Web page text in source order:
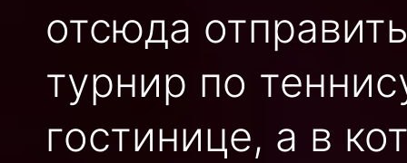
отсюда
турнир по
гостинице, а в